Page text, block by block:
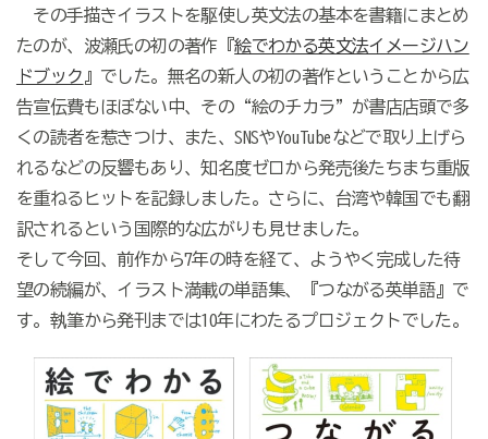
その手描きイラストを駆使し英文法の基本を書籍にまとめ
たのが、波瀬氏の初の著作『絵でわかる英文法イメージハン
ドブック 』でした。無名の新人の初の著作ということから広
告宣伝費もほぼない中、その“絵のチカラ”が書店店頭で多
くの読者を惹きつけ、また、SNSやYouTubeなどで取り上げら
れるなどの反響もあり、知名度ゼロから発売後たちまち重版
を重ねるヒットを記録しました。さらに、台湾や韓国でも翻
訳されるという国際的な広がりも見せました。
そして今回、前作から7年の時を経て、ようやく完成した待
望の続編が、イラスト満載の単語集、『つながる英単語』で
す。執筆から発刊までは10年にわたるプロジェクトでした。